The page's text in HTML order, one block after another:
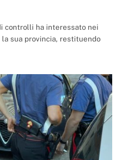
controlli ha interessato nei
sua provincia, restituendo